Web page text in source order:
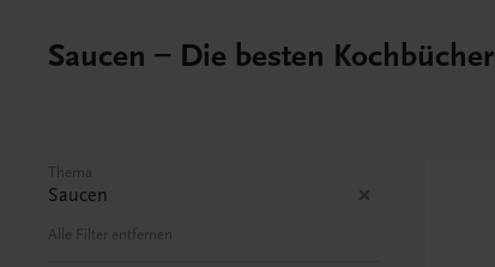
Saucen – Die besten Kochbücher
Thema
Saucen
Alle Filter entfernen